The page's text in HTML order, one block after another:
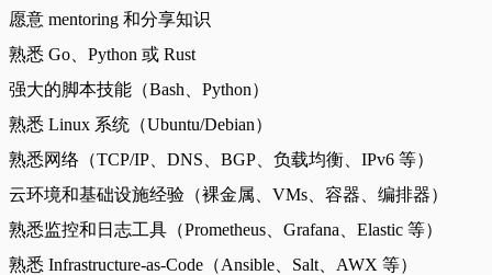
愿意 mentoring 和分享知识
熟悉 Go、Python 或 Rust
强大的脚本技能（Bash、Python）
熟悉 Linux 系统（Ubuntu/Debian）
熟悉网络（TCP/IP、DNS、BGP、负载均衡、IPv6 等）
云环境和基础设施经验（裸金属、VMs、容器、编排器）
熟悉监控和日志工具（Prometheus、Grafana、Elastic 等）
熟悉 Infrastructure-as-Code（Ansible、Salt、AWX 等）